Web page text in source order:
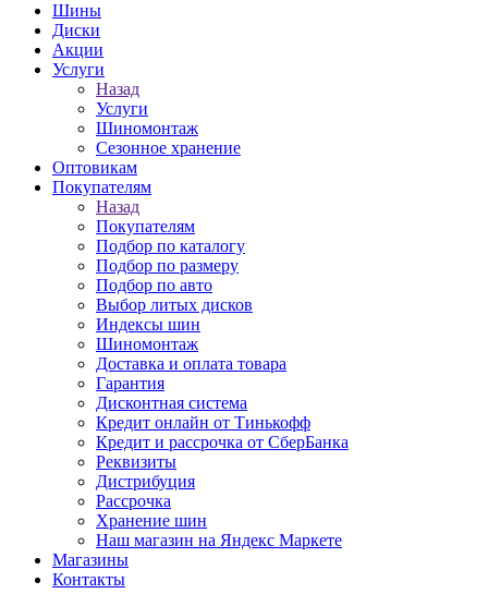
Шины
Диски
Акции
Услуги
Назад
Услуги
Шиномонтаж
Сезонное хранение
Оптовикам
Покупателям
Назад
Покупателям
Подбор по каталогу
Подбор по размеру
Подбор по авто
Выбор литых дисков
Индексы шин
Шиномонтаж
Доставка и оплата товара
Гарантия
Дисконтная система
Кредит онлайн от Тинькофф
Кредит и рассрочка от СберБанка
Реквизиты
Дистрибуция
Рассрочка
Хранение шин
Наш магазин на Яндекс Маркете
Магазины
Контакты